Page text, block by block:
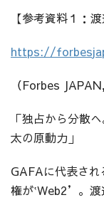
【参考資料１：
https://
（Forbes
「独占から分散
太の原動力」
GAFAに代表さ
権が‛Web2’。